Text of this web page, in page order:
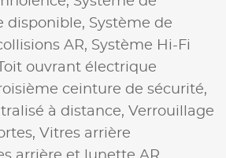
disponible, Système de
AR, Système Hi-Fi
Toit ouvrant électrique
ceinture de sécurité,
à distance, Verrouillage
Vitres arrière